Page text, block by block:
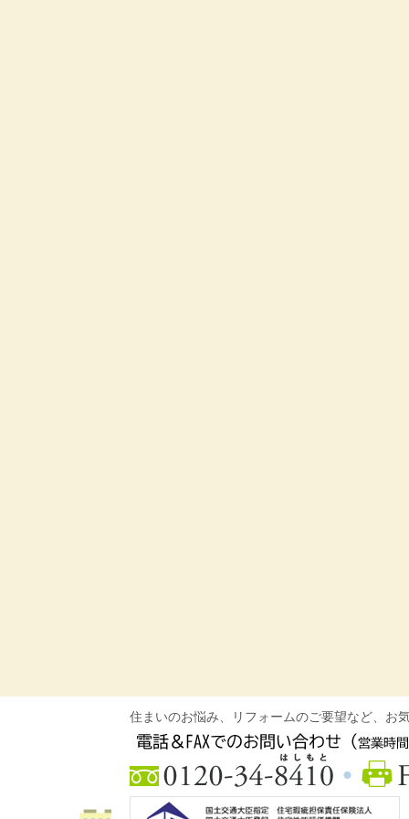
住まいのお悩み、リフォームのご要望など、お